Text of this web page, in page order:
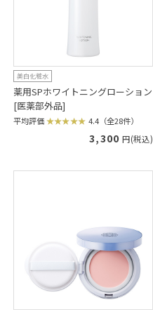
美白化粧水
薬用SPホワイトニングローション
[医薬部外品]
平均評価 4.4（全28件）
3,300 円(税込)